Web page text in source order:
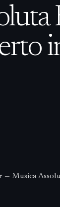
Musica